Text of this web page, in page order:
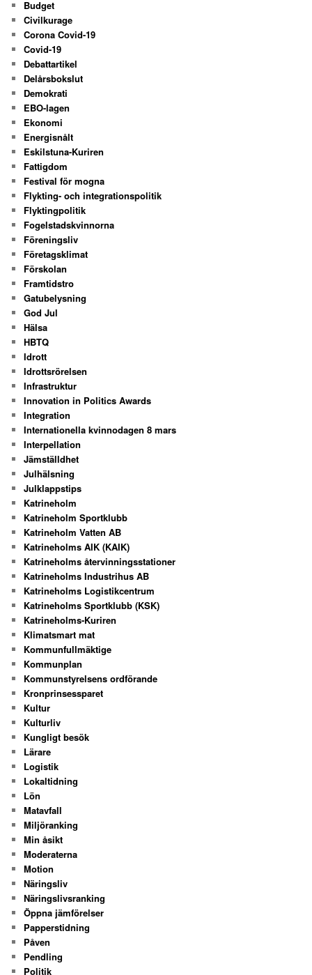
Budget
Civilkurage
Corona Covid-19
Covid-19
Debattartikel
Delårsbokslut
Demokrati
EBO-lagen
Ekonomi
Energisnålt
Eskilstuna-Kuriren
Fattigdom
Festival för mogna
Flykting- och integrationspolitik
Flyktingpolitik
Fogelstadskvinnorna
Föreningsliv
Företagsklimat
Förskolan
Framtidstro
Gatubelysning
God Jul
Hälsa
HBTQ
Idrott
Idrottsrörelsen
Infrastruktur
Innovation in Politics Awards
Integration
Internationella kvinnodagen 8 mars
Interpellation
Jämställdhet
Julhälsning
Julklappstips
Katrineholm
Katrineholm Sportklubb
Katrineholm Vatten AB
Katrineholms AIK (KAIK)
Katrineholms återvinningsstationer
Katrineholms Industrihus AB
Katrineholms Logistikcentrum
Katrineholms Sportklubb (KSK)
Katrineholms-Kuriren
Klimatsmart mat
Kommunfullmäktige
Kommunplan
Kommunstyrelsens ordförande
Kronprinsessparet
Kultur
Kulturliv
Kungligt besök
Lärare
Logistik
Lokaltidning
Lön
Matavfall
Miljöranking
Min åsikt
Moderaterna
Motion
Näringsliv
Näringslivsranking
Öppna jämförelser
Papperstidning
Påven
Pendling
Politik